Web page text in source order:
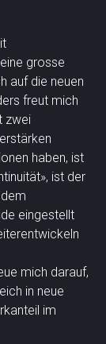
grosse
auf die neuen
freut mich
zwei
haben, ist
ist der
eingestellt
mich darauf,
in neue
im